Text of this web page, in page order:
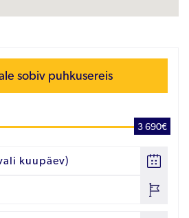
sobiv puhkusereis
3 690€
kuupäev)